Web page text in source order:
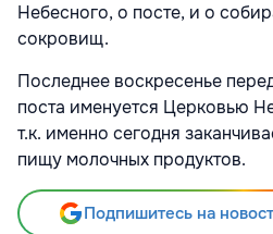
Небесного, о посте, и о
сокровищ.
Последнее воскресенье
поста именуется Церковью
т.к. именно сегодня
пищу молочных продуктов.
Подпишитесь на